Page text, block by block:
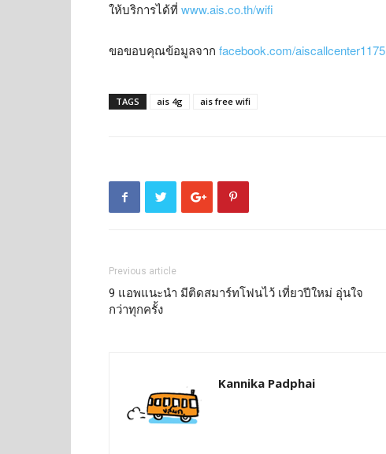
ให้บริการได้ที่ www.ais.co.th/wifi
ขอขอบคุณข้อมูลจาก facebook.com/aiscallcenter1175
TAGS ais 4g ais free wifi
Previous article
9 แอพแนะนำ มีติดสมาร์ทโฟนไว้ เที่ยวปีใหม่ อุ่นใจ
กว่าทุกครั้ง
Kannika Padphai